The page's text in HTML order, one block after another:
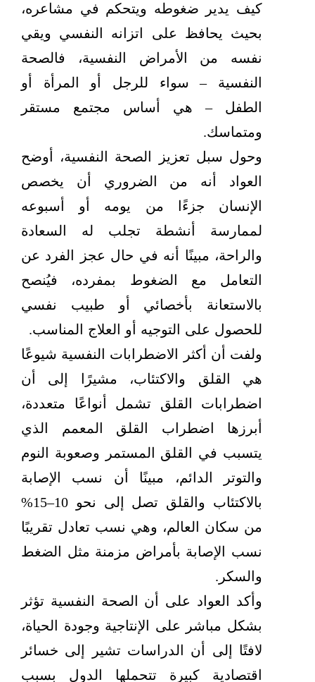
كيف يدير ضغوطه ويتحكم في مشاعره،
بحيث يحافظ على اتزانه النفسي ويقي
نفسه من الأمراض النفسية، فالصحة
النفسية – سواء للرجل أو المرأة أو
الطفل – هي أساس مجتمع مستقر
ومتماسك.
وحول سبل تعزيز الصحة النفسية، أوضح
العواد أنه من الضروري أن يخصص
الإنسان جزءًا من يومه أو أسبوعه
لممارسة أنشطة تجلب له السعادة
والراحة، مبينًا أنه في حال عجز الفرد عن
التعامل مع الضغوط بمفرده، فيُنصح
بالاستعانة بأخصائي أو طبيب نفسي
للحصول على التوجيه أو العلاج المناسب.
ولفت أن أكثر الاضطرابات النفسية شيوعًا
هي القلق والاكتئاب، مشيرًا إلى أن
اضطرابات القلق تشمل أنواعًا متعددة،
أبرزها اضطراب القلق المعمم الذي
يتسبب في القلق المستمر وصعوبة النوم
والتوتر الدائم، مبينًا أن نسب الإصابة
بالاكتئاب والقلق تصل إلى نحو 10–15%
من سكان العالم، وهي نسب تعادل تقريبًا
نسب الإصابة بأمراض مزمنة مثل الضغط
والسكر.
وأكد العواد على أن الصحة النفسية تؤثر
بشكل مباشر على الإنتاجية وجودة الحياة،
لافتًا إلى أن الدراسات تشير إلى خسائر
اقتصادية كبيرة تتحملها الدول بسبب